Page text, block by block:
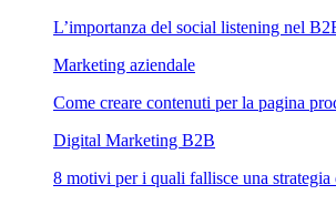
L’importanza del social listening nel
Marketing aziendale
Come creare contenuti per la pagina
Digital Marketing B2B
8 motivi per i quali fallisce una